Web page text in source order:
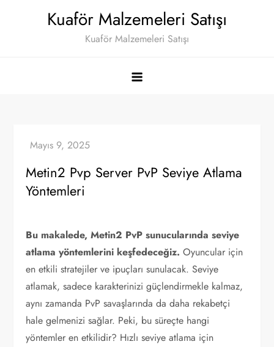
Kuaför Malzemeleri Satışı
Kuaför Malzemeleri Satışı
Metin2 Pvp Server PvP Seviye Atlama
Yöntemleri
Bu makalede, Metin2 PvP sunucularında seviye
atlama yöntemlerini keşfedeceğiz. Oyuncular için
en etkili stratejiler ve ipuçları sunulacak. Seviye
atlamak, sadece karakterinizi güçlendirmekle kalmaz,
aynı zamanda PvP savaşlarında da daha rekabetçi
hale gelmenizi sağlar. Peki, bu süreçte hangi
yöntemler en etkilidir? Hızlı seviye atlama için